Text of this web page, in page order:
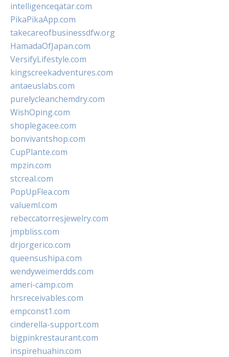
intelligenceqatar.com
PikaPikaApp.com
takecareofbusinessdfw.org
HamadaOfJapan.com
VersifyLifestyle.com
kingscreekadventures.com
antaeuslabs.com
purelycleanchemdry.com
WishOping.com
shoplegacee.com
bonvivantshop.com
CupPlante.com
mpzin.com
stcreal.com
PopUpFlea.com
valueml.com
rebeccatorresjewelry.com
jmpbliss.com
drjorgerico.com
queensushipa.com
wendyweimerdds.com
ameri-camp.com
hrsreceivables.com
empconst1.com
cinderella-support.com
bigpinkrestaurant.com
inspirehuahin.com